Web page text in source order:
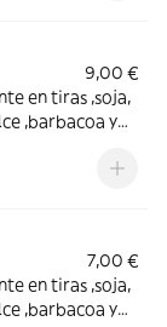
9,00 €
en tiras ,soja,
7,00 €
en tiras ,soja,